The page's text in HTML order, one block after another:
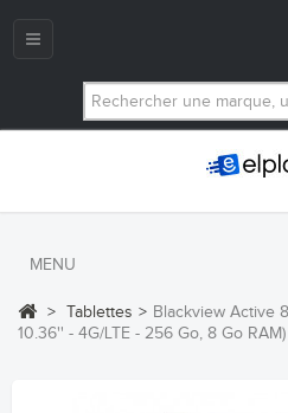
Navigation
MENU
> Tablettes > Blackview Active
10.36'' - 4G/LTE - 256 Go, 8 Go